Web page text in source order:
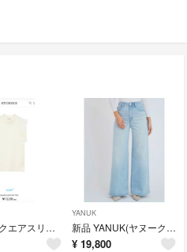
クラネ スクエアスリーブニット SQUARE SLEEVE KNIT
YANUK
新品 YANUK(ヤヌーク) ワイドフレア 26
¥ 19,800